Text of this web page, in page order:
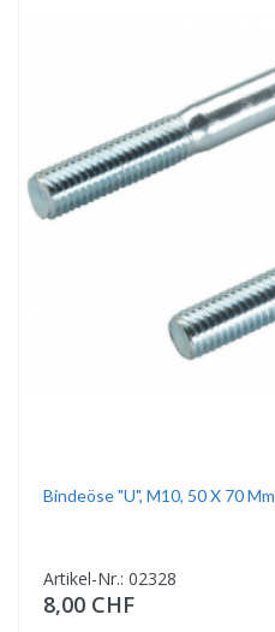
Bindeöse "U", M10, 50 X 70 Mm
Artikel-Nr.: 02328
8,00 CHF